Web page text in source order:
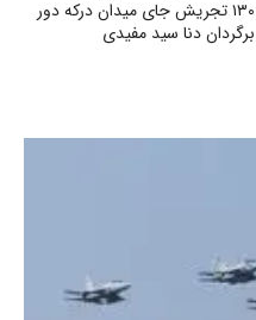
۱۳۰ تجریش جای میدان درکه دور
برگردان دنا سید مفیدی